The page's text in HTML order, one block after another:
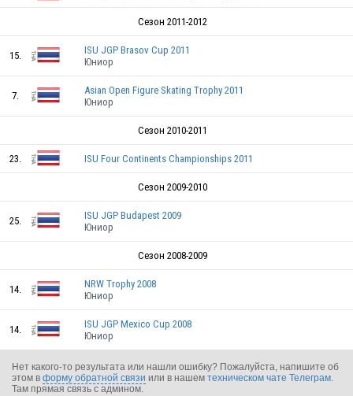
THA
THA
THA
Сезон 2011-2012
15.
ISU JGP Brasov Cup 2011
Юниор
7.
Asian Open Figure Skating Trophy 2011
Юниор
Сезон 2010-2011
23. ISU Four Continents Championships 2011
Сезон 2009-2010
25.
ISU JGP Budapest 2009
Юниор
Сезон 2008-2009
14.
NRW Trophy 2008
Юниор
14.
ISU JGP Mexico Cup 2008
Юниор
Нет какого-то результата или нашли ошибку? Пожалуйста, напишите об
этом в форму обратной связи или в нашем техническом чате Телеграм.
Там прямая связь с админом.